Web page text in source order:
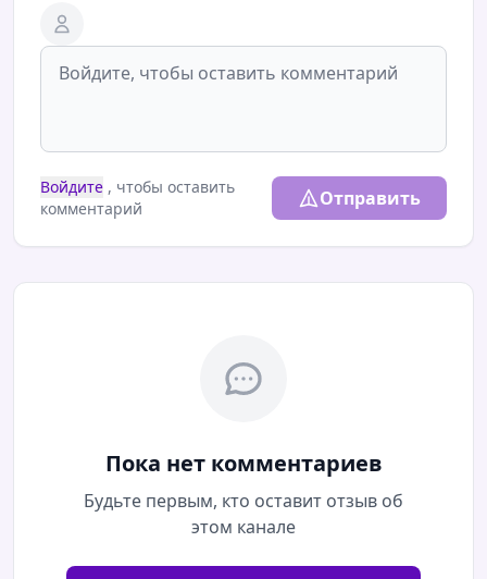
Войдите , чтобы оставить
комментарий
Отправить
Пока нет комментариев
Будьте первым, кто оставит отзыв об
этом канале